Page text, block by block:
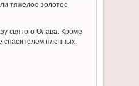
тяжелое золотое
святого Олава. Кроме
спасителем пленных.